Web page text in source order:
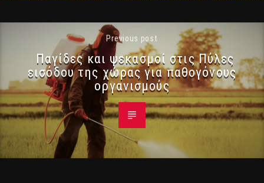
Previous post
Παγίδες και ψεκασμοί στις Πύλες
εισόδου της χώρας για παθογόνους
οργανισμούς